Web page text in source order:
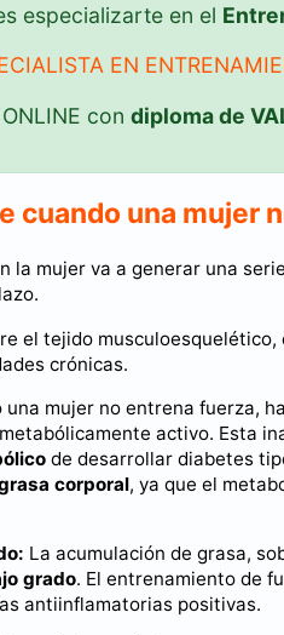
especializarte en el
EN
con diploma de
cuando una mujer
la mujer va a generar una
el tejido
crónicas.
una mujer no entrena fuerza,
activo. Esta
de desarrollar diabetes
corporal, ya que el
La acumulación de grasa,
grado. El entrenamiento de
antiinflamatorias positivas.